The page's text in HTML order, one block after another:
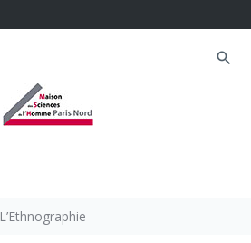
search
L’Ethnographie